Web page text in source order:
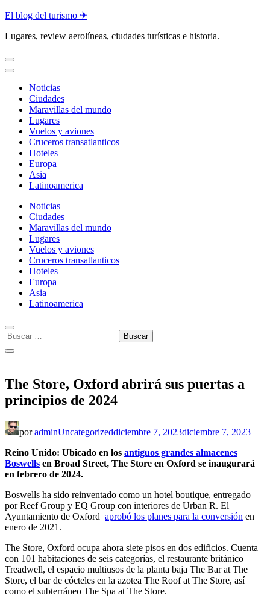
Saltar
contenido
la
tecla
El blog del turismo ✈
Lugares, review aerolíneas, ciudades turísticas e historia.
Noticias
Ciudades
Maravillas del mundo
Lugares
Vuelos y aviones
Cruceros transatlanticos
Hoteles
Europa
Asia
Latinoamerica
Noticias
Ciudades
Maravillas del mundo
Lugares
Vuelos y aviones
Cruceros transatlanticos
Hoteles
Europa
Asia
Latinoamerica
Buscar:
The Store, Oxford abrirá sus puertas a
principios de 2024
poradminUncategorizeddiciembre 7, 2023diciembre 7, 2023
Reino Unido: Ubicado en los antiguos grandes almacenes
Boswells en Broad Street, The Store en Oxford se inaugurará
en febrero de 2024.
Boswells ha sido reinventado como un hotel boutique, entregado
por Reef Group y EQ Group con interiores de Urban R. El
Ayuntamiento de Oxford aprobó los planes para la conversión en
enero de 2021.
The Store, Oxford ocupa ahora siete pisos en dos edificios. Cuenta
con 101 habitaciones de seis categorías, el restaurante británico
Treadwell, el espacio multiusos de la planta baja The Bar at The
Store, el bar de cócteles en la azotea The Roof at The Store, así
como el subterráneo The Spa at The Store.